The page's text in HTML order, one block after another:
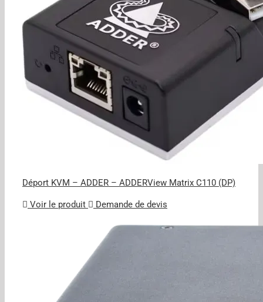
Déport KVM – ADDER – ADDERView Matrix C110 (DP)
Voir le produit Demande de devis